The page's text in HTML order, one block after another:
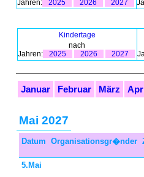
Jahren:
2025 2026 2027
Kindertage
nach
Jahren:
2025 2026 2027
Januar Februar März
Mai 2027
Datum Organisationsgr�nder
5.Mai